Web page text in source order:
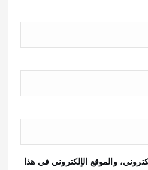
والموقع الإلكتروني في هذا